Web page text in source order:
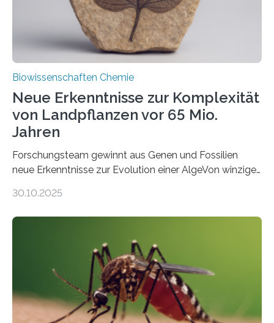
Fachzeitschrift…
Biowissenschaften Chemie
Neue Erkenntnisse zur Komplexität
von Landpflanzen vor 65 Mio.
Jahren
Forschungsteam gewinnt aus Genen und Fossilien
neue Erkenntnisse zur Evolution einer AlgeVon winzigen
Landpflanzen zählen zu den komplexesten
Grünalgen, die vor Hunderten von Millionen Jahren
lebten. Unter den Vorfahren sticht eine Gruppe heraus,
die noch heute in der Natur vorkommt: die
Süßwasseralge Coleochaetophyceae. Einige Arten
dieser Gruppe bilden aus Zellfäden dichte Geflechte
mit scheibenförmiger Gestalt. Was auffällig ist: Die
30.10.2025